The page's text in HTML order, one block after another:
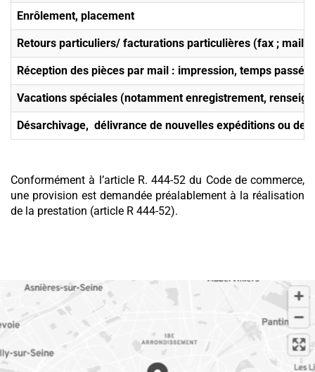
Enrôlement, placement
Retours particuliers/ facturations particulières (fax ; mail
Réception des pièces par mail : impression, temps passé,
Vacations spéciales (notamment enregistrement,
Désarchivage, délivrance de nouvelles expéditions ou de
Conformément à l’article R. 444-52 du Code de commerce,
une provision est demandée préalablement à la réalisation
de la prestation (article R 444-52).